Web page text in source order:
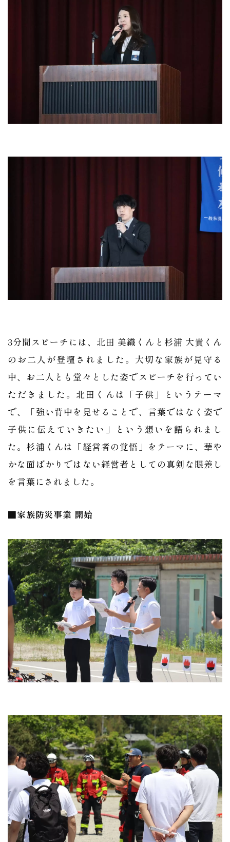
3分間スピーチには、北田 美織くんと杉浦 大貴くん
のお二人が登壇されました。大切な家族が見守る
中、お二人とも堂々とした姿でスピーチを行ってい
ただきました。北田くんは「子供」というテーマ
で、「強い背中を見せることで、言葉ではなく姿で
子供に伝えていきたい」という想いを語られまし
た。杉浦くんは「経営者の覚悟」をテーマに、華や
かな面ばかりではない経営者としての真剣な眼差し
を言葉にされました。
■家族防災事業 開始